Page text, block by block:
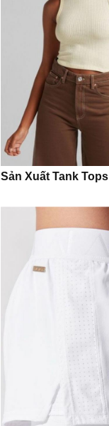
Sản Xuất Tank Tops